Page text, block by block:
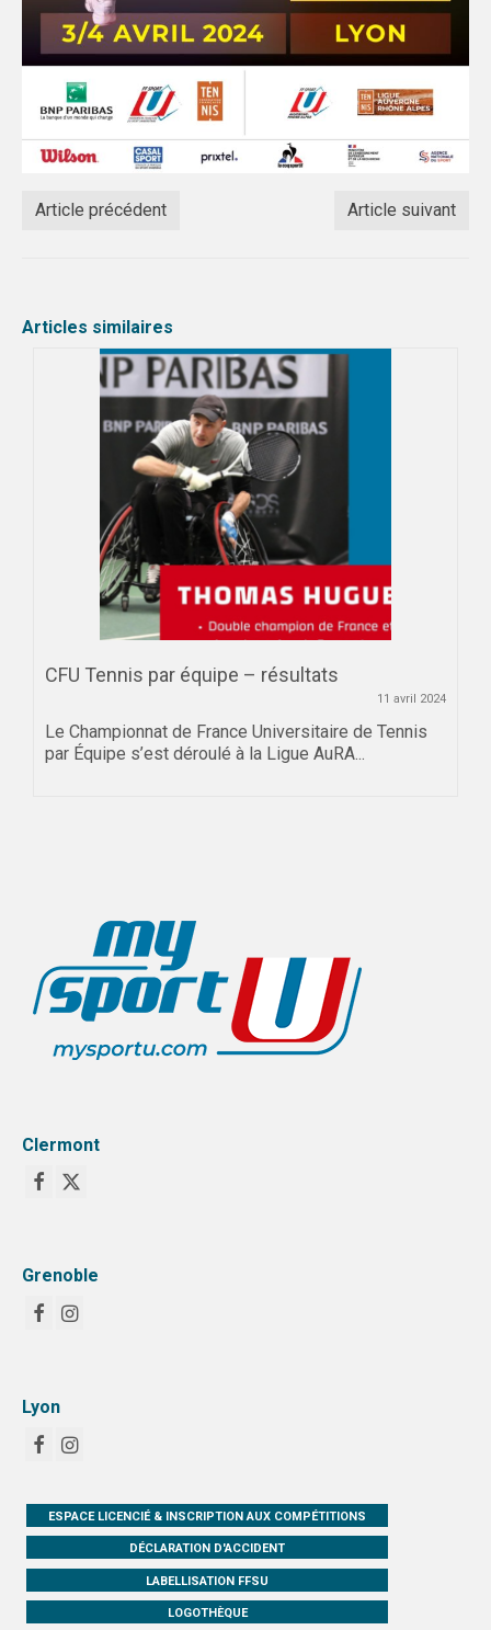
SPORTS COLLECTIFS
REGION & INTER-LIGUES
ACADEMIE CLERMONT
ACADEMIE GRENOBLE
Article précédent Article suivant
Articles similaires
CFU Tennis par équipe – résultats
11 avril 2024
Le Championnat de France Universitaire de Tennis
par Équipe s’est déroulé à la Ligue AuRA...
Clermont
Grenoble
Lyon
ESPACE LICENCIÉ & INSCRIPTION AUX COMPÉTITIONS
DÉCLARATION D'ACCIDENT
LABELLISATION FFSU
LOGOTHÈQUE